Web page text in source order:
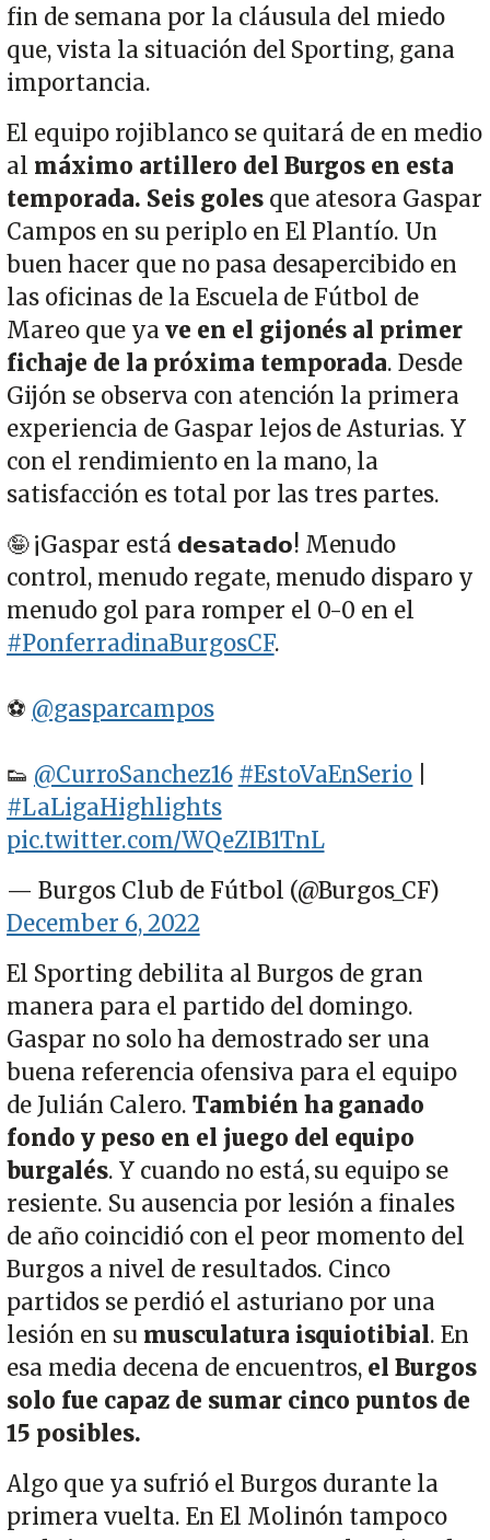
fin de semana por la cláusula del miedo
que, vista la situación del Sporting, gana
importancia.
El equipo rojiblanco se quitará de en medio
al máximo artillero del Burgos en esta
temporada. Seis goles que atesora Gaspar
Campos en su periplo en El Plantío. Un
buen hacer que no pasa desapercibido en
las oficinas de la Escuela de Fútbol de
Mareo que yave en el gijonés al primer
fichaje de la próxima temporada. Desde
Gijón se observa con atención la primera
experiencia de Gaspar lejos de Asturias. Y
con el rendimiento en la mano, la
satisfacción es total por las tres partes.
🤪 ¡Gaspar está 𝗱𝗲𝘀𝗮𝘁𝗮𝗱𝗼! Menudo
control, menudo regate, menudo disparo y
menudo gol para romper el 0-0 en el
#PonferradinaBurgosCF.
⚽️ @gasparcampos
👟 @CurroSanchez16 #EstoVaEnSerio
#LaLigaHighlights
pic.twitter.com/WQeZIB1TnL
— Burgos Club de Fútbol (@Burgos_CF)
December 6, 2022
El Sporting debilita al Burgos de gran
manera para el partido del domingo.
Gaspar no solo ha demostrado ser una
buena referencia ofensiva para el equipo
de Julián Calero. También ha ganado
fondo y peso en el juego del equipo
burgalés. Y cuando no está, su equipo se
resiente. Su ausencia por lesión a finales
de año coincidió con el peor momento del
Burgos a nivel de resultados. Cinco
partidos se perdió el asturiano por una
lesión en su musculatura isquiotibial. En
esa media decena de encuentros, el Burgos
solo fue capaz de sumar cinco puntos de
15 posibles.
Algo que ya sufrió el Burgos durante la
primera vuelta. En El Molinón tampoco